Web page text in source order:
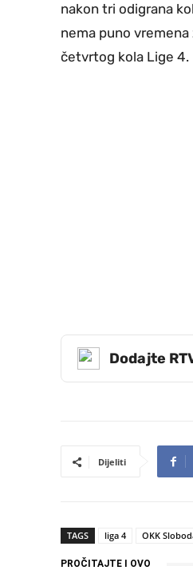
nakon tri odigrana
nema puno
četvrtog kola Lige 4.
Dodajte
Dijeliti
TAGS liga 4 OKK
PROČITAJTE I OVO